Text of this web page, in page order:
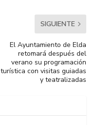
SIGUIENTE
El Ayuntamiento de Elda
retomará después del
verano su programación
turística con visitas guiadas
y teatralizadas